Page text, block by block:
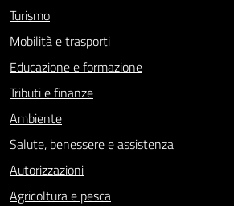
Turismo
Mobilità e trasporti
Educazione e formazione
Tributi e finanze
Ambiente
Salute, benessere e assistenza
Autorizzazioni
Agricoltura e pesca